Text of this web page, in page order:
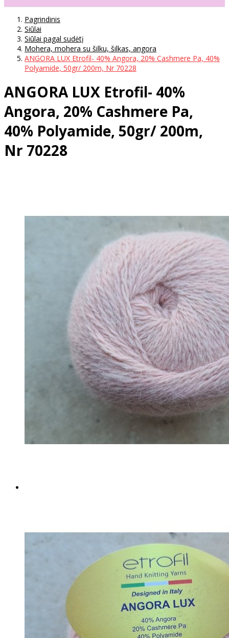
Pagrindinis
Siūlai
Siūlai pagal sudėtį
Mohera, mohera su šilku, šilkas, angora
ANGORA LUX Etrofil- 40% Angora, 20% Cashmere Pa, 40%
Polyamide, 50gr/ 200m, Nr 70228
ANGORA LUX Etrofil- 40%
Angora, 20% Cashmere Pa,
40% Polyamide, 50gr/ 200m,
Nr 70228